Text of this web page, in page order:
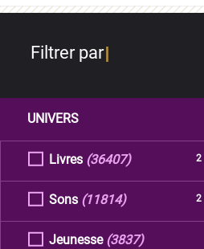
Filtrer par
UNIVERS
Livres 2
(36407)
Sons 2
(11814)
Jeunesse (3837)